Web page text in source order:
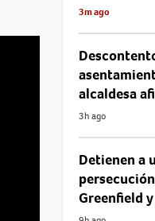
3m ago
alcaldesa
3h ago
Detienen a
Greenfield